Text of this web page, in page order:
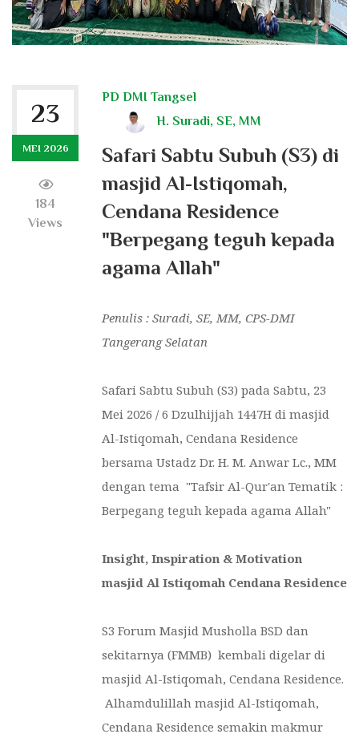
23
MEI 2026
184
Views
PD DMI Tangsel
H. Suradi, SE, MM
Safari Sabtu Subuh (S3) di
masjid Al-Istiqomah,
Cendana Residence
"Berpegang teguh kepada
agama Allah"
Penulis : Suradi, SE, MM, CPS-DMI
Tangerang Selatan
Safari Sabtu Subuh (S3) pada Sabtu, 23
Mei 2026 / 6 Dzulhijjah 1447H di masjid
Al-Istiqomah, Cendana Residence
bersama Ustadz Dr. H. M. Anwar Lc., MM
dengan tema "Tafsir Al-Qur'an Tematik :
Berpegang teguh kepada agama Allah"
Insight, Inspiration & Motivation
masjid Al Istiqomah Cendana Residence
S3 Forum Masjid Musholla BSD dan
sekitarnya (FMMB) kembali digelar di
masjid Al-Istiqomah, Cendana Residence.
Alhamdulillah masjid Al-Istiqomah,
Cendana Residence semakin makmur